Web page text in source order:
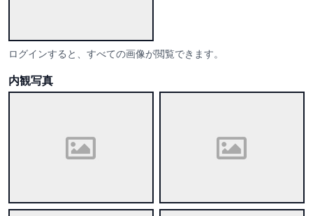
ログインすると、すべての画像が閲覧できます。
内観写真